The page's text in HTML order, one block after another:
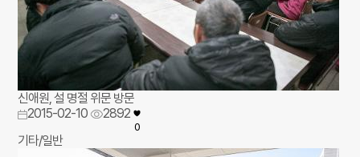
신애원, 설 명절 위문 방문
2015-02-10
2892
0
기타/일반